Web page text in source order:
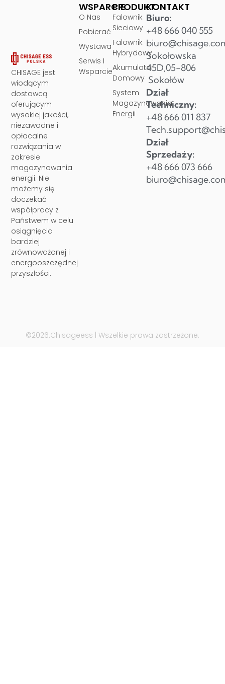
CHISAGE jest
wiodącym
dostawcą
oferującym
wysokiej jakości,
niezawodne i
opłacalne
rozwiązania w
zakresie
magazynowania
energii. Nie
możemy się
doczekać
współpracy z
Państwem w celu
osiągnięcia
bardziej
zrównoważonej i
energooszczędnej
przyszłości.
PRODUKT
Falownik
Sieciowy
Falownik
Hybrydowy
Akumulator
Domowy
System
Magazynowania
Energii
WSPARCIE
O Nas
Pobierać
Wystawa
Serwis I
Wsparcie
KONTAKT
Biuro:
+48 666 040 555
Sokołowska
45D,05-806
Sokołów
Dział
Techniczny:
+48 666 011 837
Dział
Sprzedaży:
+48 666 073 666
©2026.Chisageess | Wszelkie prawa zastrzeżone.